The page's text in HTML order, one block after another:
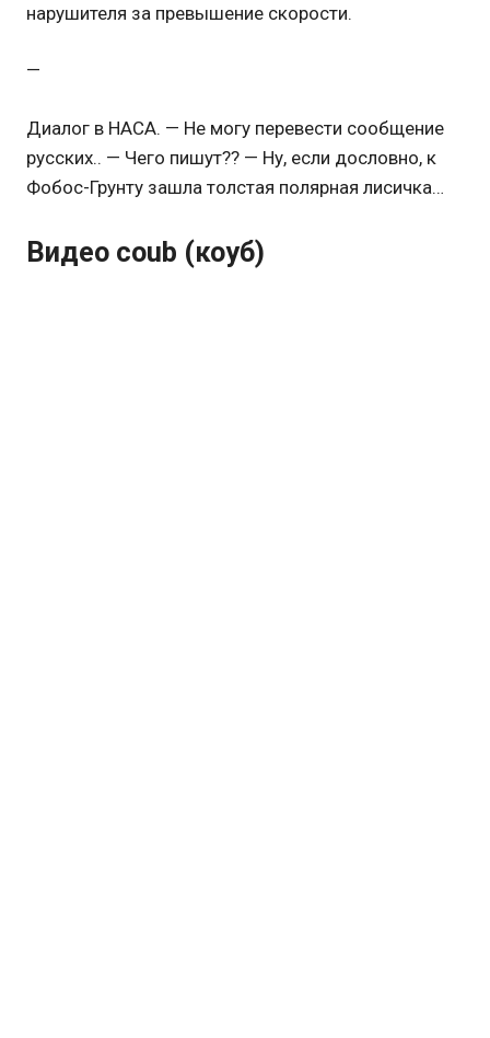
нарушителя за превышение скорости.
—
Диалог в НАСА. — Не могу перевести сообщение
русских.. — Чего пишут?? — Ну, если дословно, к
Фобос-Грунту зашла толстая полярная лисичка…
Видео coub (коуб)